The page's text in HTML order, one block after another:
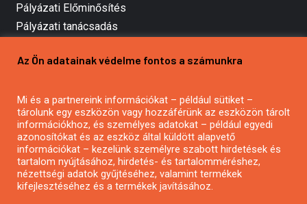
Pályázati Előminősítés
Pályázati tanácsadás
Mezőgazdasági pályázatírás
Pályázatírás civil szervezeteknek
Pályázatírás önkormányzatoknak
Pályázatfigyelés
Specifikus pályázatfigyelés vagy hírlevél
Az Ön adatainak védelme fontos a számunkra
Mi és a partnereink információkat – például sütiket –
tárolunk egy eszközön vagy hozzáférünk az eszközön tárolt
információkhoz, és személyes adatokat – például egyedi
azonosítókat és az eszköz által küldött alapvető
információkat – kezelünk személyre szabott hirdetések és
tartalom nyújtásához, hirdetés- és tartalomméréshez,
nézettségi adatok gyűjtéséhez, valamint termékek
kifejlesztéséhez és a termékek javításához.